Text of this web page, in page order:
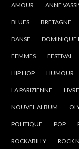
AMOUR ANNE
BLUES BRETAGNE
DANSE DOMINIQUE
FEMMES FESTIVAL
HIP HOP HUMOUR
LA PARIZIENNE LIVRE
NOUVEL ALBUM
POLITIQUE POP
ROCKABILLY ROCK